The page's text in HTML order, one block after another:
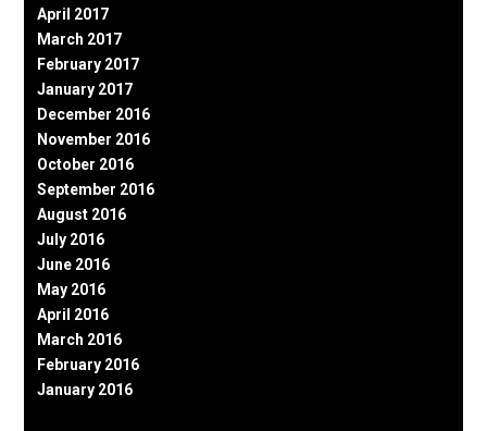
April 2017
March 2017
February 2017
January 2017
December 2016
November 2016
October 2016
September 2016
August 2016
July 2016
June 2016
May 2016
April 2016
March 2016
February 2016
January 2016